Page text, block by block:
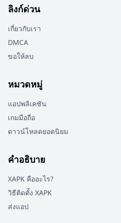
ลิงก์ด่วน
เกี่ยวกับเรา
DMCA
ขอให้ลบ
หมวดหมู่
แอปพลิเคชัน
เกมมือถือ
ดาวน์โหลดยอดนิยม
คำอธิบาย
XAPK คืออะไร?
วิธีติดตั้ง XAPK
ส่งแอป